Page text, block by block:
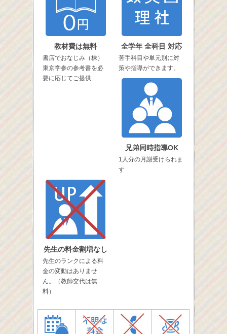
教材費は無料
書店でおなじみ（株）
東京学参の参考書を必
要に応じてご提供
全学年 全科目 対応
苦手科目や単元別に対
策や指導ができます。
兄弟同時指導OK
1人分の月謝受けられま
す
先生の料金割増なし
先生のランクによる料
金の変動はありませ
ん。（教師交代は無
料）